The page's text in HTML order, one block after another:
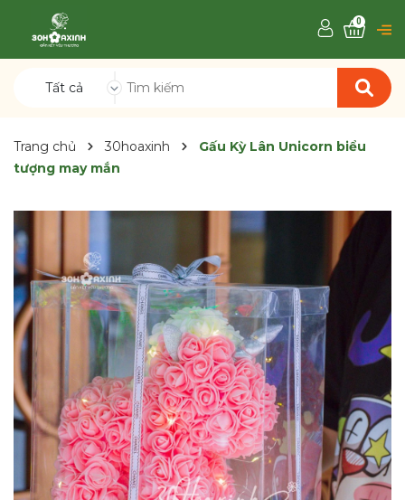
Tất cả
0
Trang chủ 30hoaxinh
Gấu Kỳ Lân Unicorn biểu
tượng may mắn